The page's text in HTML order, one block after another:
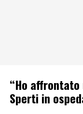
“Ho affrontato
Sperti in